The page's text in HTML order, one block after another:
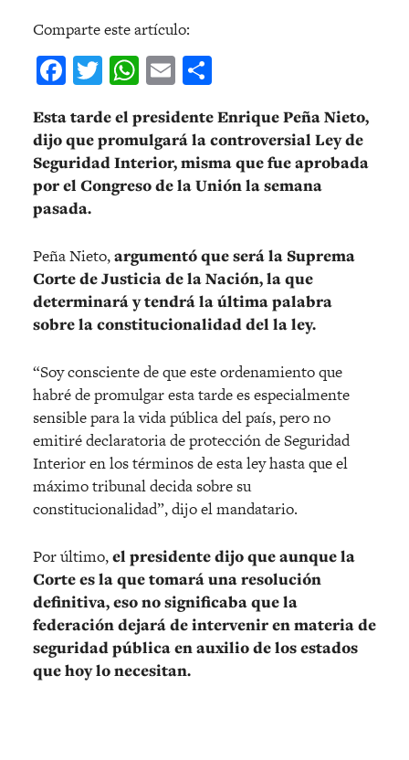
Comparte este artículo:
Facebook
Twitter
WhatsApp
Email
Esta tarde el presidente Enrique Peña Nieto,
dijo que promulgará la controversial Ley de
Seguridad Interior, misma que fue aprobada
por el Congreso de la Unión la semana
pasada.
Peña Nieto,argumentó que será la Suprema
Corte de Justicia de la Nación, la que
determinará y tendrá la última palabra
sobre la constitucionalidad del la ley.
“Soy consciente de que este ordenamiento que
habré de promulgar esta tarde es especialmente
sensible para la vida pública del país, pero no
emitiré declaratoria de protección de Seguridad
Interior en los términos de esta ley hasta que el
máximo tribunal decida sobre su
constitucionalidad”, dijo el mandatario.
Por último,el presidente dijo que aunque la
Corte es la que tomará una resolución
definitiva, eso no significaba que la
federación dejará de intervenir en materia de
seguridad pública en auxilio de los estados
que hoy lo necesitan.